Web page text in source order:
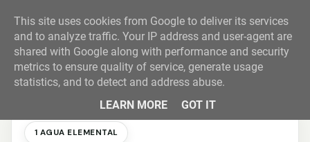
1 AGUA ELEMENTAL
This site uses cookies from Google to deliver its services
and to analyze traffic. Your IP address and user-agent are
shared with Google along with performance and security
metrics to ensure quality of service, generate usage
statistics, and to detect and address abuse.
LEARN MORE
GOT IT